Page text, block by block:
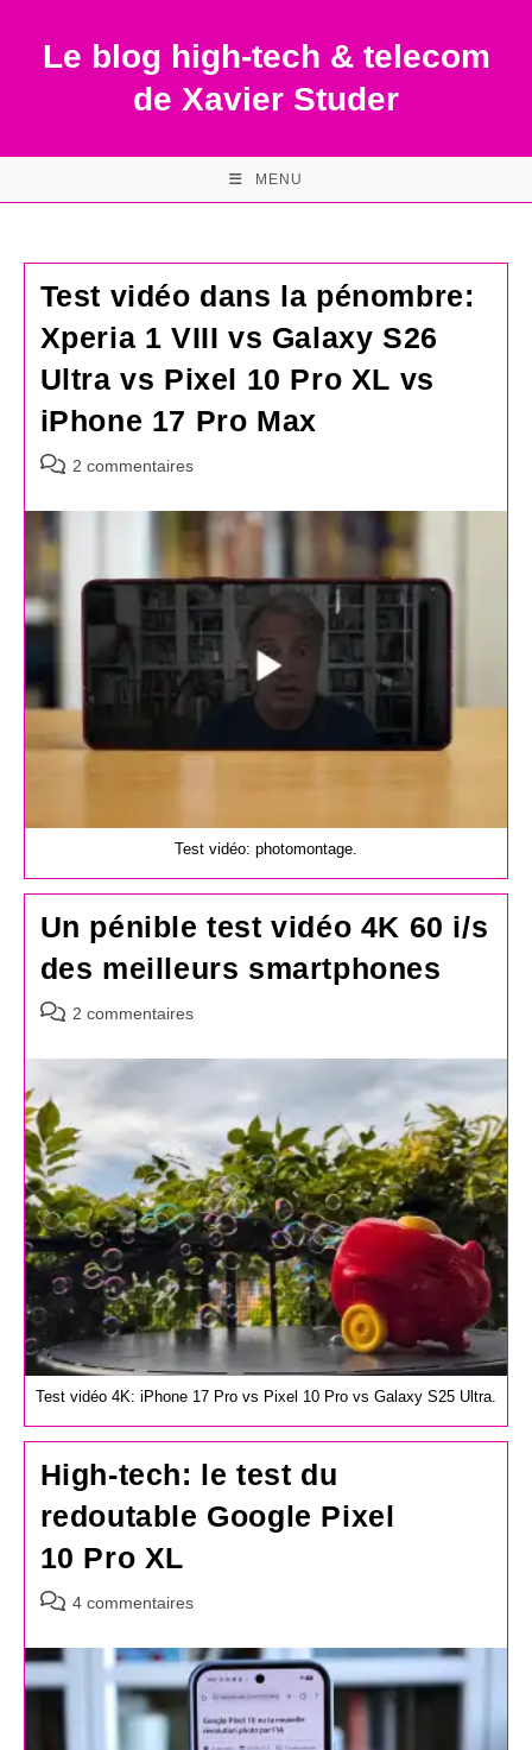
contentLe blog high-tech & telecom
de Xavier Studer
MENU
Test vidéo dans la pénombre:
Xperia 1 VIII vs Galaxy S26
Ultra vs Pixel 10 Pro XL vs
iPhone 17 Pro Max
Commentaires
la
publication :
2 commentaires
Test vidéo: photomontage.
Un pénible test vidéo 4K 60 i/s
des meilleurs smartphones
Commentaires
la
2 commentaires
Test vidéo 4K: iPhone 17 Pro vs Pixel 10 Pro vs Galaxy S25 Ultra.
High-tech: le test du
redoutable Google Pixel
10 Pro XL
Commentaires
la
4 commentaires